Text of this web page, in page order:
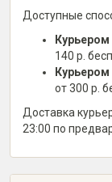
Доступные
140 р.
Курьером
от 300 р.
Доставка
23:00 по